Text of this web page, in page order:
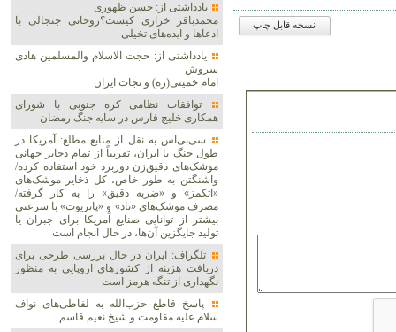
نسخه قابل چاپ
یادداشتی از: حسن ظهوری
محمدباقر خرازی کیست؟روحانی جنجالی با
ادعاها و ایده‌های تخیلی
یادداشتی از: حجت الاسلام والمسلمین هادی
سروش
امام خمینی(ره) و نجات ایران
توافقات نظامی کره جنوبی با شورای
همکاری خلیج فارس در سایه جنگ رمضان
سی‌بی‌اس به نقل از منابع مطلع: آمریکا در
طول جنگ با ایران، تقریباً از تمام ذخایر جهانی
موشک‌های دقیق‌زن دوربرد خود استفاده کرده/
واشنگتن به طور خاص، کل ذخایر موشک‌های
«اتکمز» و «ضربه دقیق» را به کار گرفته/
مصرف موشک‌های «تاد» و «پاتریوت» با سرعتی
بیشتر از توانایی صنایع آمریکا برای جبران یا
تولید جایگزین آن‌ها، در حال انجام است
تلگراف: ایران در حال بررسی طرحی برای
دریافت هزینه از کشورهای اروپایی به منظور
نگهداری از تنگه هرمز است
پاسخ قاطع حزب‌الله به لفاظی‌های نواف
سلام علیه مقاومت و شیخ نعیم قاسم